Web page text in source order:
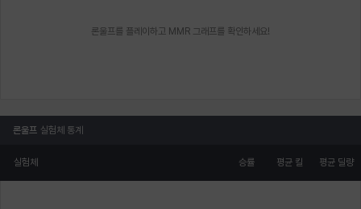
론울프를 플레이하고 MMR 그래프를 확인하세요!
론울프 실험체 통계
실험체 승률 평균 킬 평균 딜량